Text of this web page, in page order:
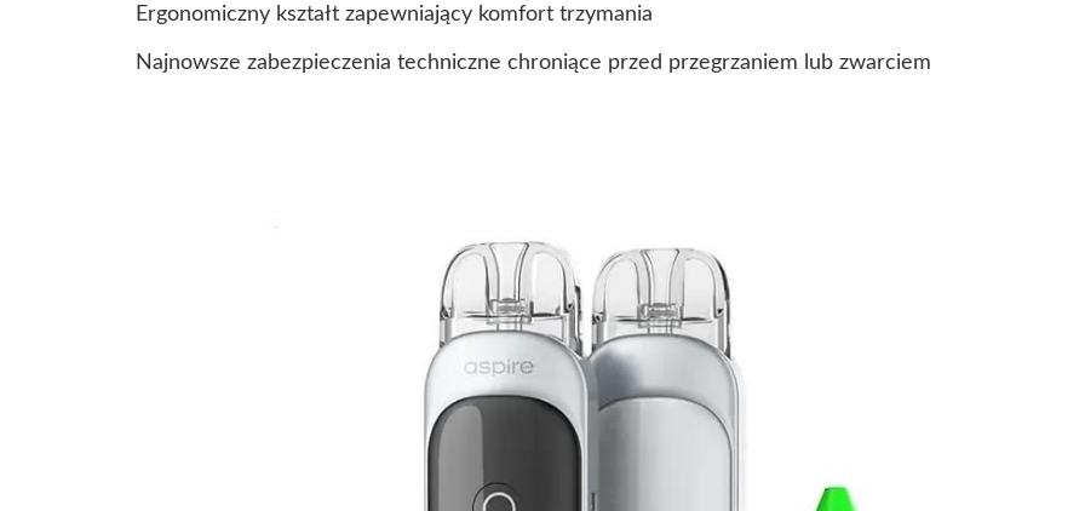
Ergonomiczny kształt zapewniający komfort trzymania
Najnowsze zabezpieczenia techniczne chroniące przed przegrzaniem lub zwarciem